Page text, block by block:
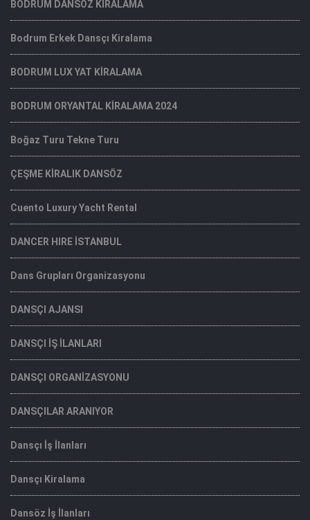
BODRUM DANSÖZ KİRALAMA
Bodrum Erkek Dansçı Kiralama
BODRUM LUX YAT KİRALAMA
BODRUM ORYANTAL KİRALAMA 2024
Boğaz Turu Tekne Turu
ÇEŞME KİRALIK DANSÖZ
Cuento Luxury Yacht Rental
DANCER HIRE İSTANBUL
Dans Grupları Organizasyonu
DANSÇI AJANSI
DANSÇI İŞ İLANLARI
DANSÇI ORGANİZASYONU
DANSÇILAR ARANIYOR
Dansçı İş İlanları
Dansçı Kiralama
Dansöz İş İlanları